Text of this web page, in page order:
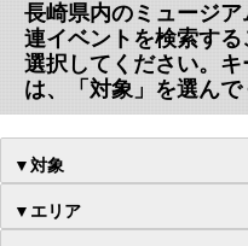
長崎県内のミュージ
連イベントを検索す
選択してください。
は、「対象」を選んで
▼対象
▼エリア